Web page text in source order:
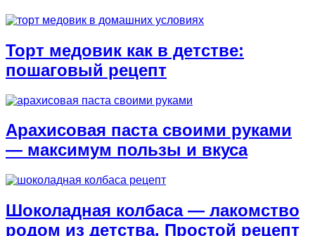
Торт медовик как в детстве:
пошаговый рецепт
Арахисовая паста своими руками
— максимум пользы и вкуса
Шоколадная колбаса — лакомство
родом из детства. Простой рецепт